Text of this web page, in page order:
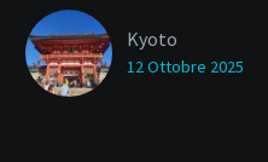
Kyoto
12 Ottobre 2025